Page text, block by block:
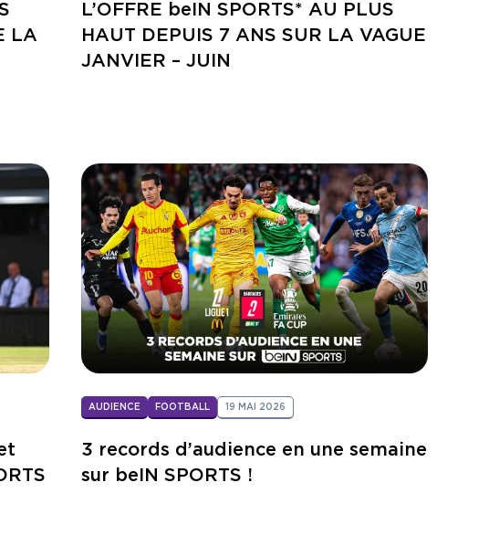
LA
L’OFFRE beIN SPORTS* AU PLUS
HAUT DEPUIS 7 ANS SUR LA VAGUE
JANVIER – JUIN
AUDIENCE FOOTBALL 19 MAI 2026
3 records d’audience en une semaine
sur beIN SPORTS !